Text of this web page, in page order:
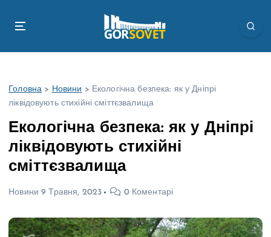
Головна > Новини > Екологічна безпека: як у Дніпрі
ліквідовують стихійні сміттєзвалища
Екологічна безпека: як у Дніпрі
ліквідовують стихійні
сміттєзвалища
Новини 9 Травня, 2023 0 Коментарі